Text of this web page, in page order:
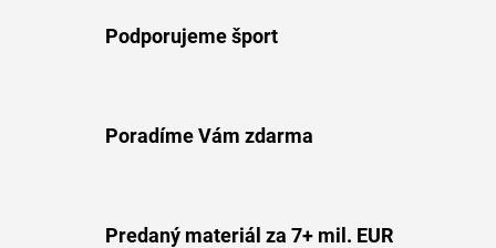
Podporujeme šport
Poradíme Vám zdarma
Predaný materiál za 7+ mil. EUR